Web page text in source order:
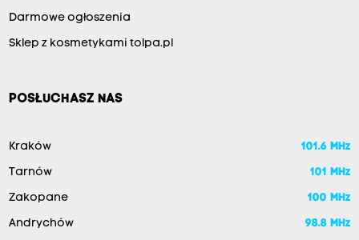
Darmowe ogłoszenia
Sklep z kosmetykami tolpa.pl
POSŁUCHASZ NAS
Kraków 101.6 MHz
Tarnów 101 MHz
Zakopane 100 MHz
Andrychów 98.8 MHz